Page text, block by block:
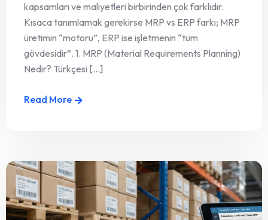
kapsamları ve maliyetleri birbirinden çok farklıdır.
Kısaca tanımlamak gerekirse MRP vs ERP farkı; MRP
üretimin “motoru”, ERP ise işletmenin “tüm
gövdesidir”. 1. MRP (Material Requirements Planning)
Nedir? Türkçesi [...]
Read More